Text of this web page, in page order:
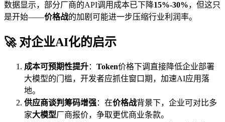
数据显示，部分厂商的API调用成本已下降15%-30%，但这只
是开始——价格战的加剧可能进一步压缩行业利润率。
🚀 对企业AI化的启示
成本可预期性提升： Token价格下调直接降低企业部署
大模型的门槛，开发者应抓住窗口期，加速AI应用落
地。
供应商谈判筹码增强：在价格战背景下，企业可对比多
家大模型厂商报价，争取更优商业条款。